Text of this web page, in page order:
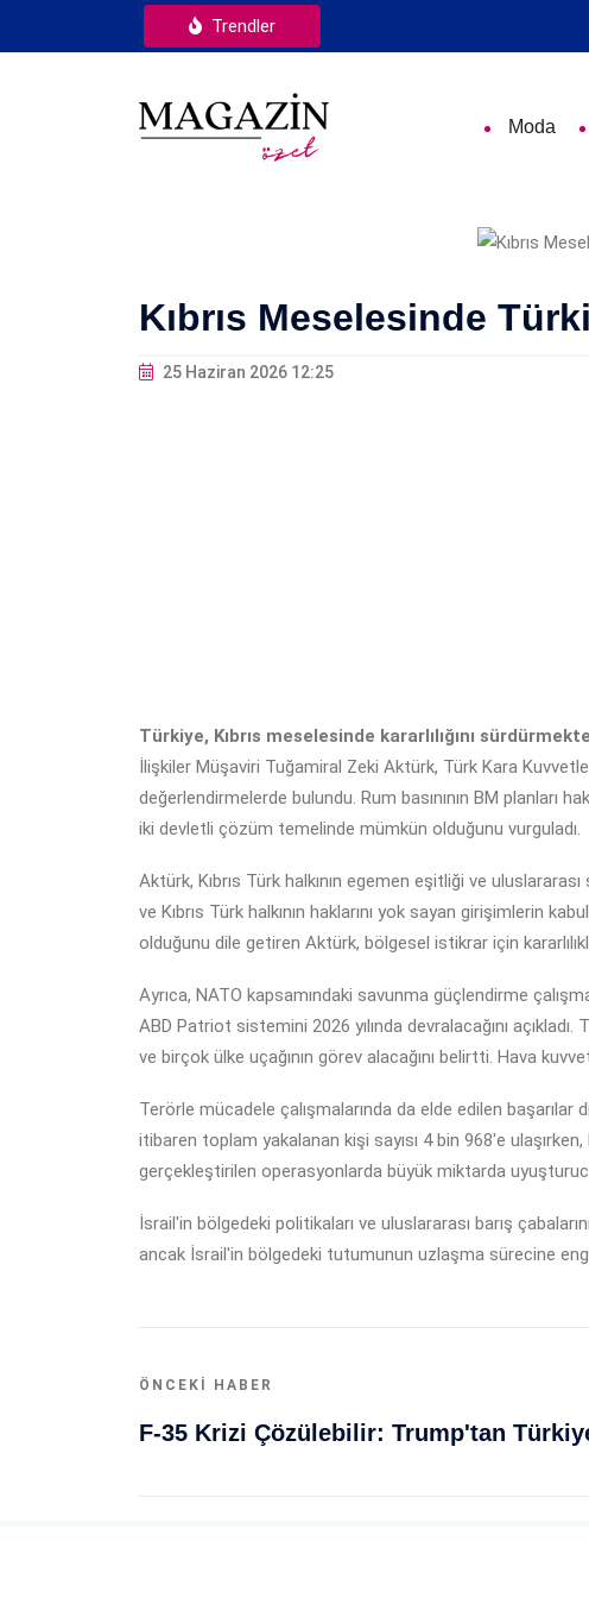
Trendler
Moda
Kıbrıs Meselesinde
25 Haziran 2026 12:25
Türkiye, Kıbrıs meselesinde kararlılığını
İlişkiler Müşaviri Tuğamiral Zeki Aktürk, Türk Kara
değerlendirmelerde bulundu. Rum basınının BM planları
iki devletli çözüm temelinde mümkün olduğunu vurguladı.
Aktürk, Kıbrıs Türk halkının egemen eşitliği ve
ve Kıbrıs Türk halkının haklarını yok sayan girişimlerin
olduğunu dile getiren Aktürk, bölgesel istikrar için
Ayrıca, NATO kapsamındaki savunma güçlendirme
ABD Patriot sistemini 2026 yılında devralacağını
ve birçok ülke uçağının görev alacağını belirtti. Hava
Terörle mücadele çalışmalarında da elde edilen başarılar
itibaren toplam yakalanan kişi sayısı 4 bin 968'e
gerçekleştirilen operasyonlarda büyük miktarda
İsrail'in bölgedeki politikaları ve uluslararası barış
ancak İsrail'in bölgedeki tutumunun uzlaşma sürecine
ÖNCEKI HABER